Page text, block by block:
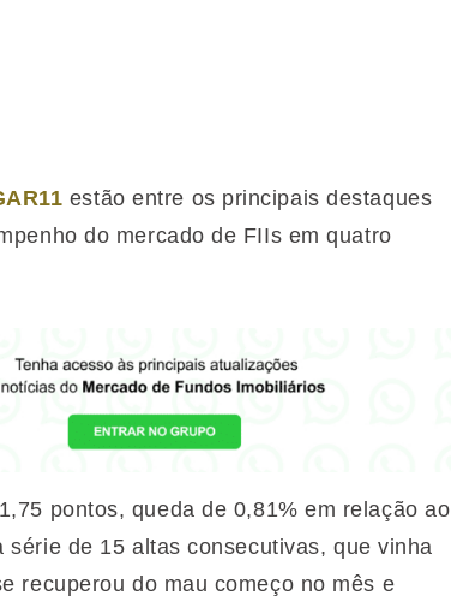
estão entre os principais destaques
do mercado de FIIs em quatro
pontos, queda de 0,81% em relação ao
de 15 altas consecutivas, que vinha
recuperou do mau começo no mês e